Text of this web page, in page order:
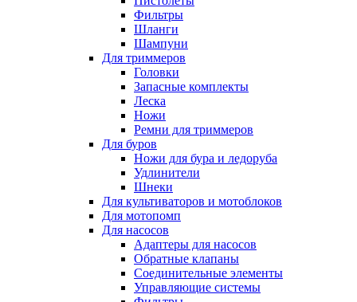
Фильтры
Шланги
Шампуни
Для триммеров
Головки
Запасные комплекты
Леска
Ножи
Ремни для триммеров
Для буров
Ножи для бура и ледоруба
Удлинители
Шнеки
Для культиваторов и мотоблоков
Для мотопомп
Для насосов
Адаптеры для насосов
Обратные клапаны
Соединительные элементы
Управляющие системы